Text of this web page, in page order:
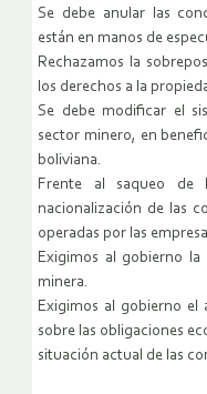
Se debe anular las
están en manos de
Rechazamos la
los derechos a la
Se debe modificar el
sector minero, en
boliviana.
Frente al saqueo de
nacionalización de las
operadas por las
Exigimos al gobierno
minera.
Exigimos al gobierno el
sobre las obligaciones
situación actual de las